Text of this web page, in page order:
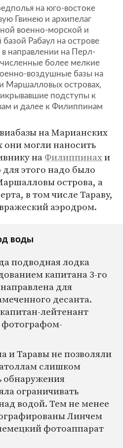
на юго-востоке
Гвинею и архипелаг
военно-морской и
Рабаул на острове
в направлении на Перл-
более мелкие
воздушные базы на
Маршалловых островах,
подступы к
и далее к Филиппинам
на Марианских
они могли наносить
наФилиппинахи
этого надо было
острова, а
в том числе Тараву,
аэродром.
воды
подводная лодка
капитана 3-го
для
десанта.
лейтенант
и Таравы не позволяли
слишком
обнаружения
ограничивать
водой. Тем не менее
Линчем
фотоаппарат